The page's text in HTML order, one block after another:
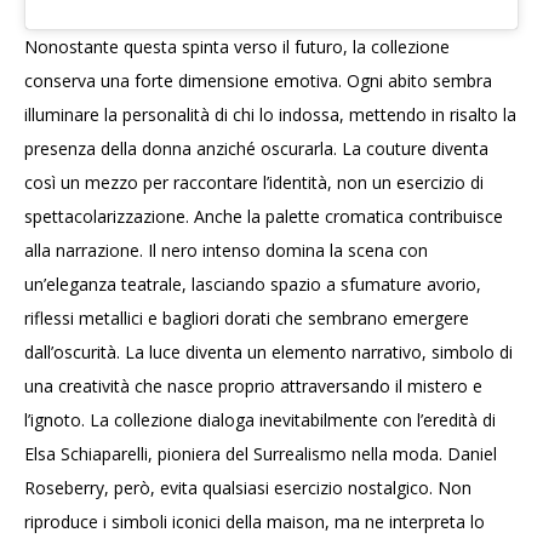
Nonostante questa spinta verso il futuro, la collezione
conserva una forte dimensione emotiva. Ogni abito sembra
illuminare la personalità di chi lo indossa, mettendo in risalto la
presenza della donna anziché oscurarla. La couture diventa
così un mezzo per raccontare l’identità, non un esercizio di
spettacolarizzazione. Anche la palette cromatica contribuisce
alla narrazione. Il nero intenso domina la scena con
un’eleganza teatrale, lasciando spazio a sfumature avorio,
riflessi metallici e bagliori dorati che sembrano emergere
dall’oscurità. La luce diventa un elemento narrativo, simbolo di
una creatività che nasce proprio attraversando il mistero e
l’ignoto. La collezione dialoga inevitabilmente con l’eredità di
Elsa Schiaparelli, pioniera del Surrealismo nella moda. Daniel
Roseberry, però, evita qualsiasi esercizio nostalgico. Non
riproduce i simboli iconici della maison, ma ne interpreta lo